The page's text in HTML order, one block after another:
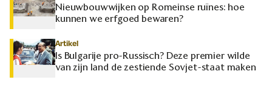
Nieuwbouwwijken op Romeinse ruïnes: hoe
kunnen we erfgoed bewaren?
Artikel
Is Bulgarije pro-Russisch? Deze premier wilde
van zijn land de zestiende Sovjet-staat maken